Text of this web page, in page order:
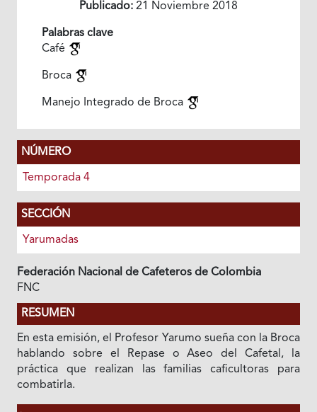
Publicado: 21 Noviembre 2018
Palabras clave
Café
Broca
Manejo Integrado de Broca
NÚMERO
Temporada 4
SECCIÓN
Yarumadas
Federación Nacional de Cafeteros de Colombia
FNC
RESUMEN
En esta emisión, el Profesor Yarumo sueña con la Broca
hablando sobre el Repase o Aseo del Cafetal, la
práctica que realizan las familias caficultoras para
combatirla.